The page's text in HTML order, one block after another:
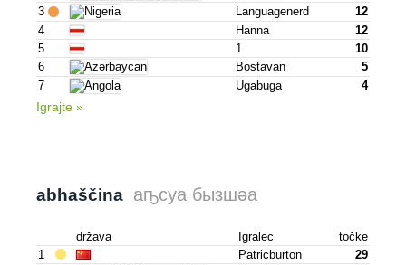
3
Languagenerd
12
4
Hanna
12
5
1
10
6
Bostavan
5
7
Ugabuga 4
Igrajte »
abhaščina аҧсуа бызшәа
država Igralec
točke
1
Patricburton
29